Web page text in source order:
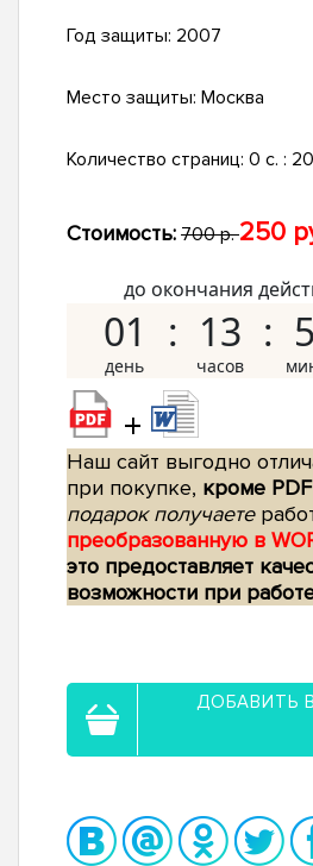
Год защиты: 2007
Место защиты: Москва
Количество страниц: 0 с. :
Стоимость: 700 р.250
до окончания
01 13
+
Наш сайт выгодно
при покупке, кроме
подарок получаете
преобразованную в
это предоставляет
возможности при
ДОБАВИТЬ